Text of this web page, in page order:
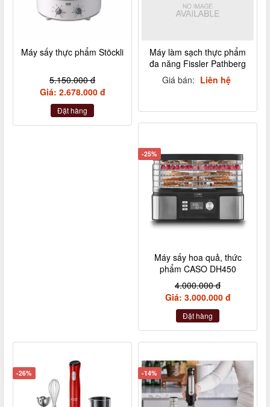
Máy sấy thực phẩm Stöckli
5.150.000 đ
Giá: 2.678.000 đ
Đặt hàng
Máy làm sạch thực phẩm
đa năng Fissler Pathberg
Giá bán: Liên hệ
-25%
Máy sấy hoa quả, thức
phẩm CASO DH450
4.000.000 đ
Giá: 3.000.000 đ
Đặt hàng
-26% -14%